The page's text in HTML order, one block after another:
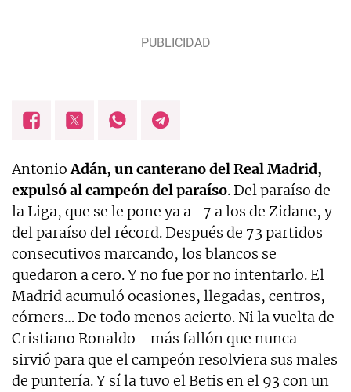
AntonioAdán, un canterano del Real Madrid,
expulsó al campeón del paraíso. Del paraíso de
la Liga, que se le pone ya a -7 a los de Zidane, y
del paraíso del récord. Después de 73 partidos
consecutivos marcando, los blancos se
quedaron a cero. Y no fue por no intentarlo. El
Madrid acumuló ocasiones, llegadas, centros,
córners… De todo menos acierto. Ni la vuelta de
Cristiano Ronaldo –más fallón que nunca–
sirvió para que el campeón resolviera sus males
de puntería. Y sí la tuvo el Betis en el 93 con un